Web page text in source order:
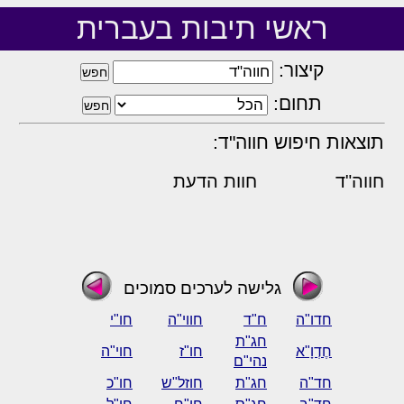
ראשי תיבות בעברית
קיצור:
תחום:
תוצאות חיפוש חווה"ד:
חווה"ד חוות הדעת
גלישה לערכים סמוכים
חדו"ה ח"ד חווי"ה חו"י
חֶדְוָ"א
חג"ת
נהי"ם
חו"ז חוי"ה
חד"ה חג"ת חוזל"ש
חו"כ